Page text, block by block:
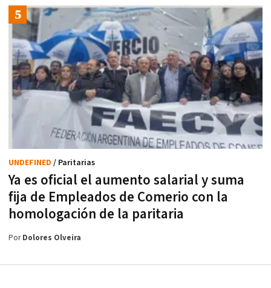
Ya es oficial el aumento salarial y suma
fija de Empleados de Comerio con la
homologación de la paritaria
UNDEFINED / Paritarias
PorDolores Olveira